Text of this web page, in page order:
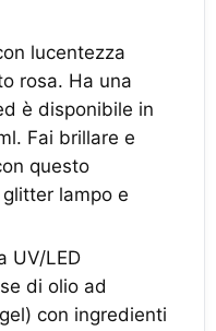
lucentezza
rosa. Ha una
è disponibile in
Fai brillare e
questo
lampo e
UV/LED
di olio ad
con ingredienti